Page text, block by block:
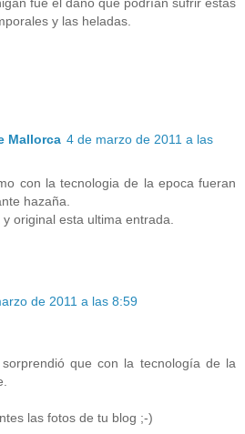
fue el daño que podrían sufrir estas
y las heladas.
Mallorca 4 de marzo de 2011 a las
con la tecnologia de la epoca fueran
hazaña.
original esta ultima entrada.
de 2011 a las 8:59
que con la tecnología de la
las fotos de tu blog ;-)